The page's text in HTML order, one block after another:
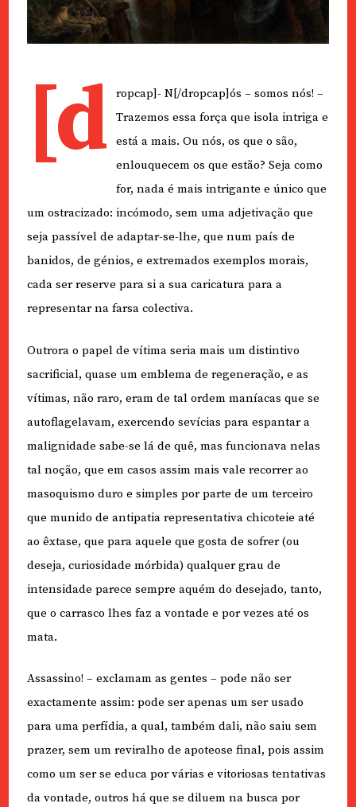
[d
ropcap]- N[/dropcap]ós – somos nós! –
Trazemos essa força que isola intriga e
está a mais. Ou nós, os que o são,
enlouquecem os que estão? Seja como
for, nada é mais intrigante e único que
um ostracizado: incómodo, sem uma adjetivação que
seja passível de adaptar-se-lhe, que num país de
banidos, de génios, e extremados exemplos morais,
cada ser reserve para si a sua caricatura para a
representar na farsa colectiva.
Outrora o papel de vítima seria mais um distintivo
sacrificial, quase um emblema de regeneração, e as
vítimas, não raro, eram de tal ordem maníacas que se
autoflagelavam, exercendo sevícias para espantar a
malignidade sabe-se lá de quê, mas funcionava nelas
tal noção, que em casos assim mais vale recorrer ao
masoquismo duro e simples por parte de um terceiro
que munido de antipatia representativa chicoteie até
ao êxtase, que para aquele que gosta de sofrer (ou
deseja, curiosidade mórbida) qualquer grau de
intensidade parece sempre aquém do desejado, tanto,
que o carrasco lhes faz a vontade e por vezes até os
mata.
Assassino! – exclamam as gentes – pode não ser
exactamente assim: pode ser apenas um ser usado
para uma perfídia, a qual, também dali, não saiu sem
prazer, sem um reviralho de apoteose final, pois assim
como um ser se educa por várias e vitoriosas tentativas
da vontade, outros há que se diluem na busca por